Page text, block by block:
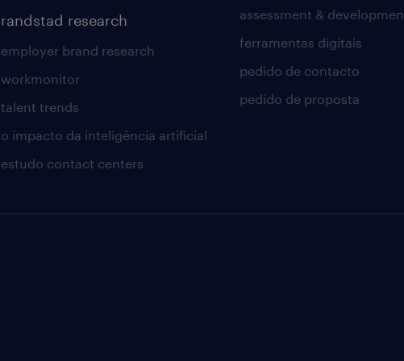
randstad research
employer brand research
workmonitor
talent trends
o impacto da inteligência artificial
estudo contact centers
assessment &
ferramentas digitais
pedido de contacto
pedido de proposta